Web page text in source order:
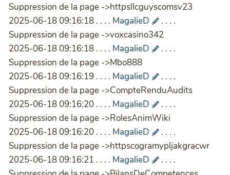
Suppression de la page ->httpsllcguyscomsv23
2025-06-18 09:16:18 . . . . MagalieD
. . . .
Suppression de la page ->voxcasino342
2025-06-18 09:16:18 . . . . MagalieD
. . . .
Suppression de la page ->Mbo888
2025-06-18 09:16:19 . . . . MagalieD
. . . .
Suppression de la page ->CompteRenduAudits
2025-06-18 09:16:20 . . . . MagalieD
. . . .
Suppression de la page ->RolesAnimWiki
2025-06-18 09:16:20 . . . . MagalieD
. . . .
Suppression de la page ->httpscogramypljakgracwr
2025-06-18 09:16:21 . . . . MagalieD
. . . .